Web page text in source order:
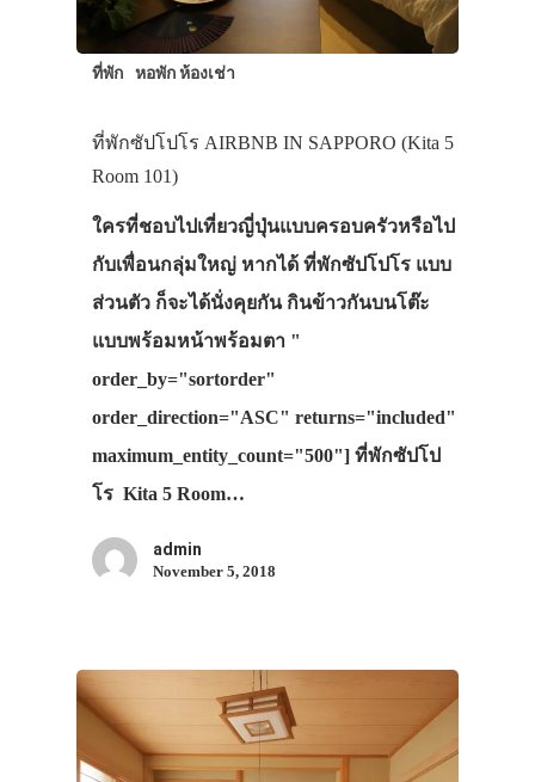
ที่พัก หอพัก ห้องเช่า
ที่พักซัปโปโร AIRBNB IN SAPPORO (Kita 5
Room 101)
ใครที่ชอบไปเที่ยวญี่ปุ่นแบบครอบครัวหรือไป
กับเพื่อนกลุ่มใหญ่ หากได้ ที่พักซัปโปโร แบบ
ส่วนตัว ก็จะได้นั่งคุยกัน กินข้าวกันบนโต๊ะ
แบบพร้อมหน้าพร้อมตา "
order_by="sortorder"
order_direction="ASC" returns="included"
maximum_entity_count="500"] ที่พักซัปโป
โร Kita 5 Room…
admin
November 5, 2018